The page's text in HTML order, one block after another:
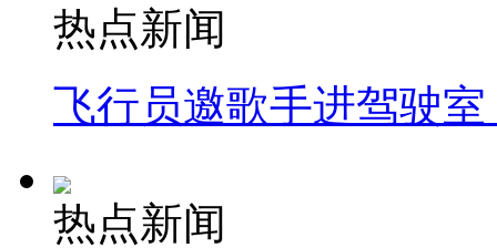
热点新闻
飞行员邀歌手进驾驶
热点新闻